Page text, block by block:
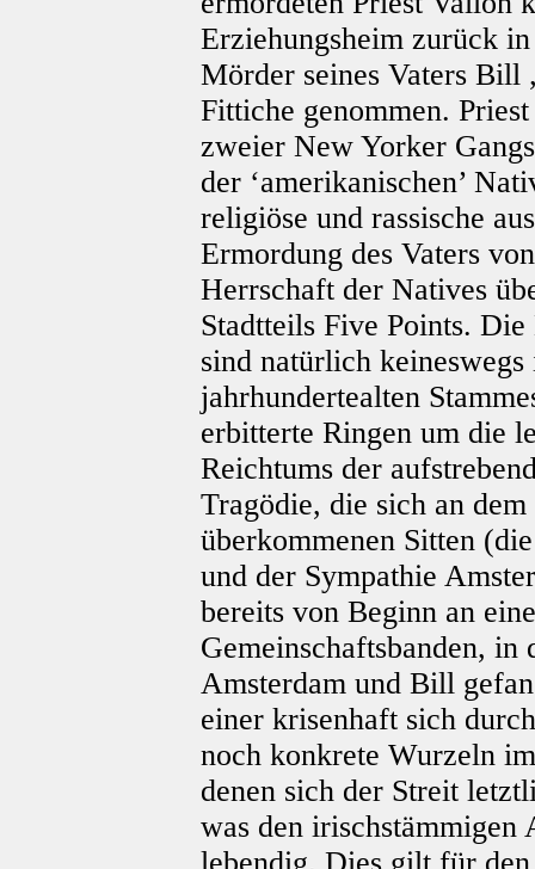
Erziehungsheim zurück
Mörder seines Vaters Bill
Fittiche genommen.
zweier New Yorker
der ‘amerikanischen’
religiöse und rassische
Ermordung des Vaters
Herrschaft der Natives
Stadtteils Five Points.
sind natürlich
jahrhundertealten
erbitterte Ringen um die
Reichtums der
Tragödie, die sich an
überkommenen Sitten
und der Sympathie
bereits von Beginn an
Gemeinschaftsbanden, in
Amsterdam und Bill
einer krisenhaft sich
noch konkrete Wurzeln
denen sich der Streit
was den